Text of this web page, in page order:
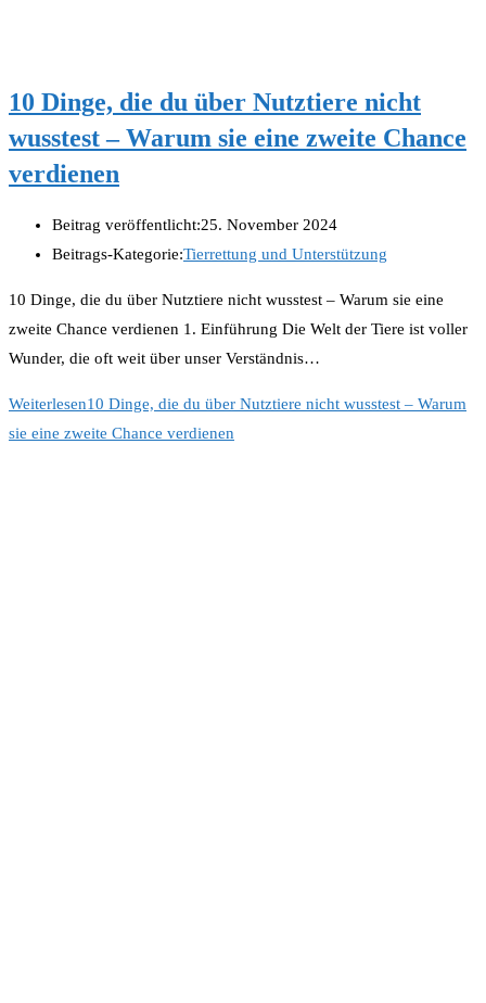
10 Dinge, die du über Nutztiere nicht
wusstest – Warum sie eine zweite Chance
verdienen
Beitrag veröffentlicht:25. November 2024
Beitrags-Kategorie:Tierrettung und Unterstützung
10 Dinge, die du über Nutztiere nicht wusstest – Warum sie eine
zweite Chance verdienen 1. Einführung Die Welt der Tiere ist voller
Wunder, die oft weit über unser Verständnis…
Weiterlesen10 Dinge, die du über Nutztiere nicht wusstest – Warum
sie eine zweite Chance verdienen